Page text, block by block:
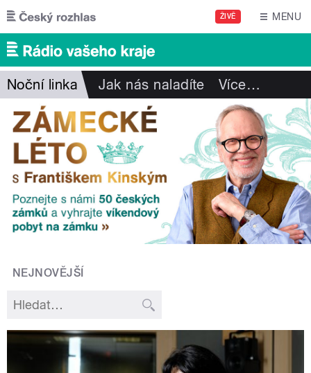
Přejít k hlavnímu obsahu
ŽIVĚ MENU
Noční linka Jak nás naladíte Více…
NEJNOVĚJŠÍ